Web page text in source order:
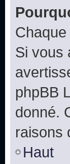
Si vous
phpBB
donné.
raisons
Haut